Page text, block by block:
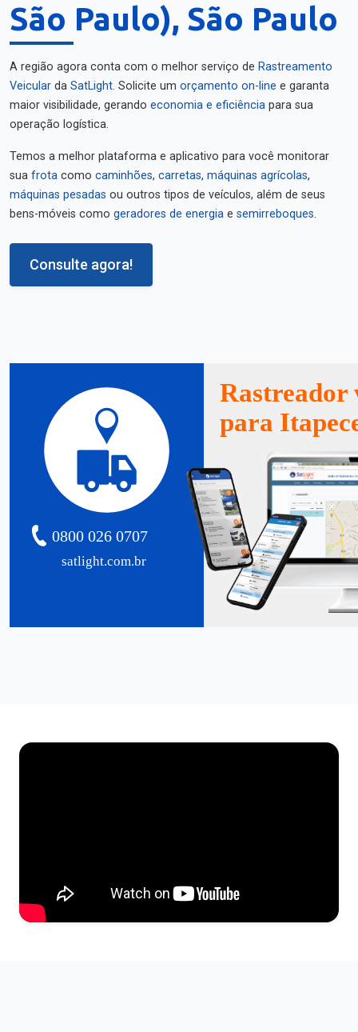
São Paulo), São Paulo
A região agora conta com o melhor serviço de Rastreamento
Veicular da SatLight. Solicite um orçamento on-line e garanta
maior visibilidade, gerando economia e eficiência para sua
operação logística.
Temos a melhor plataforma e aplicativo para você monitorar
sua frota como caminhões, carretas, máquinas agrícolas,
máquinas pesadas ou outros tipos de veículos, além de seus
bens-móveis como geradores de energia e semirreboques.
Consulte agora!
satlight.com.br
0800 026 0707
Rastreador
para